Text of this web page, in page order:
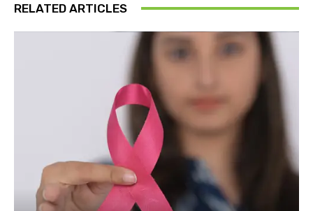
RELATED ARTICLES